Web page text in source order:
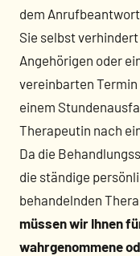
dem
Sie selbst
Angehörigen oder
vereinbarten Termin
einem
Therapeutin nach
Da die
die ständige
behandelnden
müssen wir Ihnen
wahrgenommene